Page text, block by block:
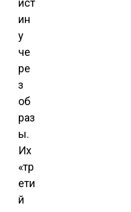
ист
ин
у
че
ре
з
об
раз
ы.
Их
«тр
ети
й